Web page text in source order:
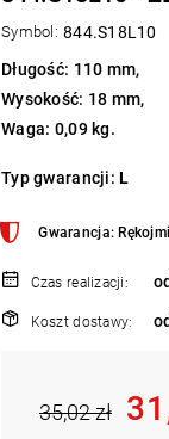
Symbol: 844.S18L10
Długość: 110 mm,
Wysokość: 18 mm,
Waga: 0,09 kg.
Typ gwarancji:L
Gwarancja:
Czas realizacji:
Koszt dostawy:
35,02 zł